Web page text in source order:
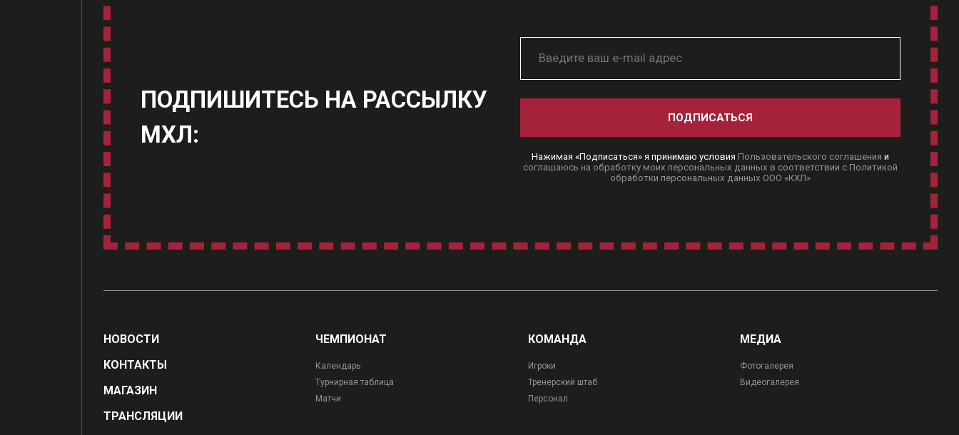
ПОДПИШИТЕСЬ НА РАССЫЛКУ
МХЛ:
ПОДПИСАТЬСЯ
Нажимая «Подписаться» я принимаю условия Пользовательского соглашения и
соглашаюсь на обработку моих персональных данных в соответствии с Политикой
обработки персональных данных ООО «КХЛ»
НОВОСТИ
КОНТАКТЫ
МАГАЗИН
ТРАНСЛЯЦИИ
ЧЕМПИОНАТ
Календарь
Турнирная таблица
Матчи
КОМАНДА
Игроки
Тренерский штаб
Персонал
МЕДИА
Фотогалерея
Видеогалерея